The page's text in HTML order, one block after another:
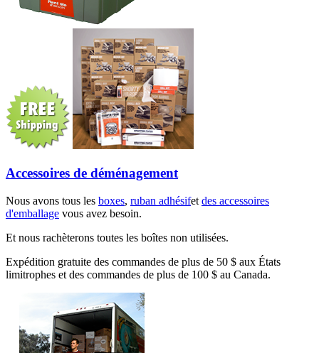
Accessoires de déménagement
Nous avons tous les boxes, ruban adhésifet des accessoires
d'emballage vous avez besoin.
Et nous rachèterons toutes les boîtes non utilisées.
Expédition gratuite des commandes de plus de 50 $ aux États
limitrophes et des commandes de plus de 100 $ au Canada.